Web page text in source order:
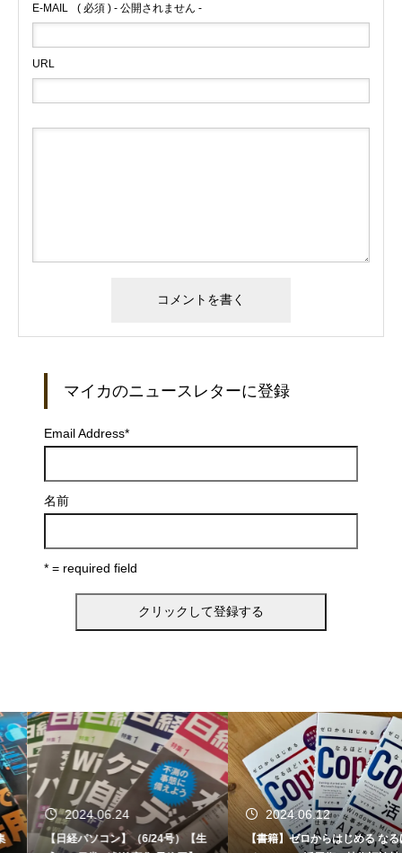
E-MAIL ( 必須 ) - 公開されません -
URL
マイカのニュースレターに登録
Email Address*
名前
* = required field
2024.06.24
【日経パソコン】（6/24号）【生
2024.06.12
【書籍】ゼロからはじめる なるほ